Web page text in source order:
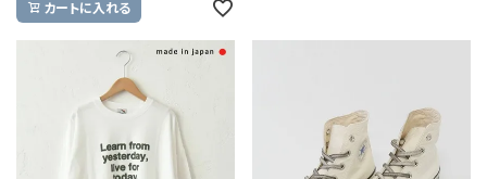
カートに入れる